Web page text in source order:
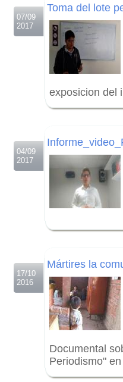
07/09
2017
Toma del lote
exposicion del
04/09
2017
17/10
2016
Mártires la
Documental
Periodismo"